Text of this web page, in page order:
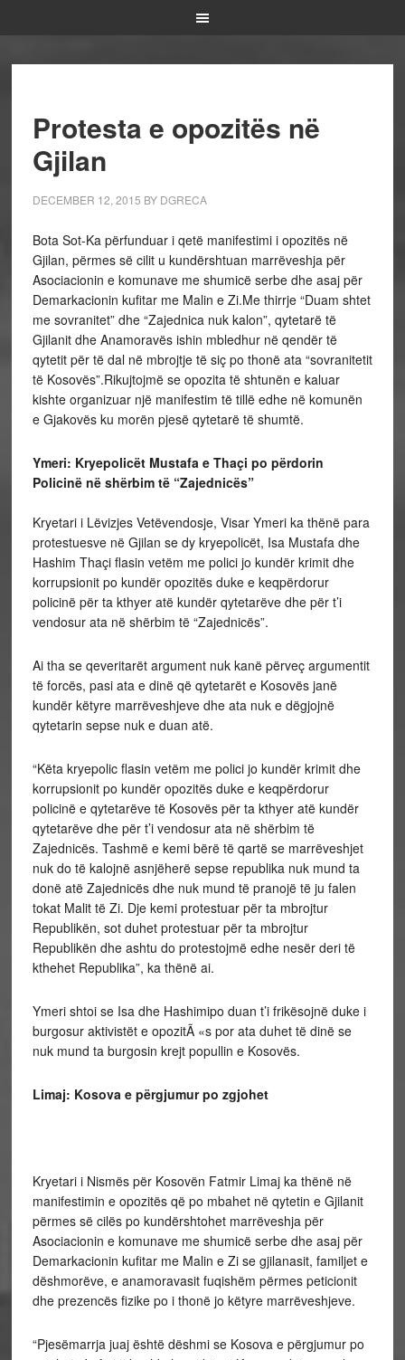
Protesta e opozitës në
Gjilan
DECEMBER 12, 2015 BY DGRECA
Bota Sot-Ka përfunduar i qetë manifestimi i opozitës në
Gjilan, përmes së cilit u kundërshtuan marrëveshja për
Asociacionin e komunave me shumicë serbe dhe asaj për
Demarkacionin kufitar me Malin e Zi.Me thirrje “Duam shtet
me sovranitet” dhe “Zajednica nuk kalon”, qytetarë të
Gjilanit dhe Anamoravës ishin mbledhur në qendër të
qytetit për të dal në mbrojtje të siç po thonë ata “sovranitetit
të Kosovës”.Rikujtojmë se opozita të shtunën e kaluar
kishte organizuar një manifestim të tillë edhe në komunën
e Gjakovës ku morën pjesë qytetarë të shumtë.
Ymeri: Kryepolicët Mustafa e Thaçi po përdorin
Policinë në shërbim të “Zajednicës”
Kryetari i Lëvizjes Vetëvendosje, Visar Ymeri ka thënë para
protestuesve në Gjilan se dy kryepolicët, Isa Mustafa dhe
Hashim Thaçi flasin vetëm me polici jo kundër krimit dhe
korrupsionit po kundër opozitës duke e keqpërdorur
policinë për ta kthyer atë kundër qytetarëve dhe për t’i
vendosur ata në shërbim të “Zajednicës”.
Ai tha se qeveritarët argument nuk kanë përveç argumentit
të forcës, pasi ata e dinë që qytetarët e Kosovës janë
kundër këtyre marrëveshjeve dhe ata nuk e dëgjojnë
qytetarin sepse nuk e duan atë.
“Këta kryepolic flasin vetëm me polici jo kundër krimit dhe
korrupsionit po kundër opozitës duke e keqpërdorur
policinë e qytetarëve të Kosovës për ta kthyer atë kundër
qytetarëve dhe për t’i vendosur ata në shërbim të
Zajednicës. Tashmë e kemi bërë të qartë se marrëveshjet
nuk do të kalojnë asnjëherë sepse republika nuk mund ta
donë atë Zajednicës dhe nuk mund të pranojë të ju falen
tokat Malit të Zi. Dje kemi protestuar për ta mbrojtur
Republikën, sot duhet protestuar për ta mbrojtur
Republikën dhe ashtu do protestojmë edhe nesër deri të
kthehet Republika”, ka thënë ai.
Ymeri shtoi se Isa dhe Hashimipo duan t’i frikësojnë duke i
burgosur aktivistët e opozitÃ «s por ata duhet të dinë se
nuk mund ta burgosin krejt popullin e Kosovës.
Limaj: Kosova e përgjumur po zgjohet
Kryetari i Nismës për Kosovën Fatmir Limaj ka thënë në
manifestimin e opozitës që po mbahet në qytetin e Gjilanit
përmes së cilës po kundërshtohet marrëveshja për
Asociacionin e komunave me shumicë serbe dhe asaj për
Demarkacionin kufitar me Malin e Zi se gjilanasit, familjet e
dëshmorëve, e anamoravasit fuqishëm përmes peticionit
dhe prezencës fizike po i thonë jo këtyre marrëveshjeve.
“Pjesëmarrja juaj është dëshmi se Kosova e përgjumur po